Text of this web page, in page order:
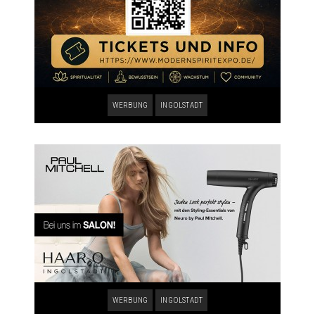
WERBUNG INGOLSTADT
WERBUNG INGOLSTADT